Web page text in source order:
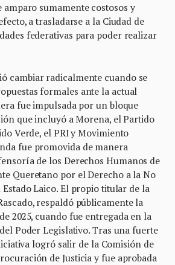
sumamente costosos y
a trasladarse a la Ciudad de
federativas para poder realizar
cambiar radicalmente cuando se
formales ante la actual
fue impulsada por un bloque
que incluyó a Morena, el Partido
Verde, el PRI y Movimiento
fue promovida de manera
de los Derechos Humanos de
Queretano por el Derecho a la No
Laico. El propio titular de la
respaldó públicamente la
2025, cuando fue entregada en la
Poder Legislativo. Tras una fuerte
logró salir de la Comisión de
de Justicia y fue aprobada